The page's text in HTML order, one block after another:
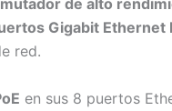
de alto
Gigabit Ethernet
red.
en sus 8 puertos